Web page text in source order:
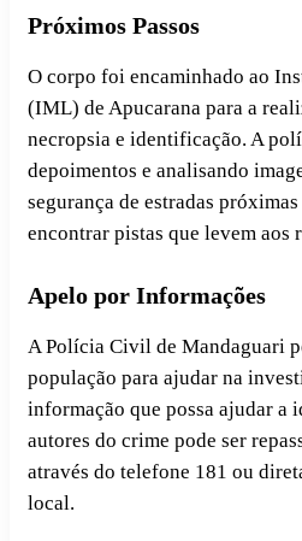
Próximos Passos
O corpo foi encaminhado ao
(IML) de Apucarana para a
necropsia e identificação. A
depoimentos e analisando
segurança de estradas
encontrar pistas que levem aos
Apelo por Informações
A Polícia Civil de Mandaguari
população para ajudar na
informação que possa ajudar a
autores do crime pode ser
através do telefone 181 ou
local.